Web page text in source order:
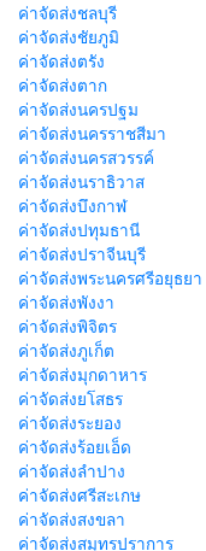
ค่าจัดส่งชลบุรี
ค่าจัดส่งชัยภูมิ
ค่าจัดส่งตรัง
ค่าจัดส่งตาก
ค่าจัดส่งนครปฐม
ค่าจัดส่งนครราชสีมา
ค่าจัดส่งนครสวรรค์
ค่าจัดส่งนราธิวาส
ค่าจัดส่งบึงกาฬ
ค่าจัดส่งปทุมธานี
ค่าจัดส่งปราจีนบุรี
ค่าจัดส่งพระนครศรีอยุธยา
ค่าจัดส่งพังงา
ค่าจัดส่งพิจิตร
ค่าจัดส่งภูเก็ต
ค่าจัดส่งมุกดาหาร
ค่าจัดส่งยโสธร
ค่าจัดส่งระยอง
ค่าจัดส่งร้อยเอ็ด
ค่าจัดส่งลำปาง
ค่าจัดส่งศรีสะเกษ
ค่าจัดส่งสงขลา
ค่าจัดส่งสมุทรปราการ